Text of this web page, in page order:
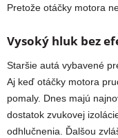
Pretože otáčky motora
Vysoký hluk bez
Staršie autá vybavené
Aj keď otáčky motora
pomaly. Dnes majú
dostatok zvukovej
odhlučnenia. Ďalšou